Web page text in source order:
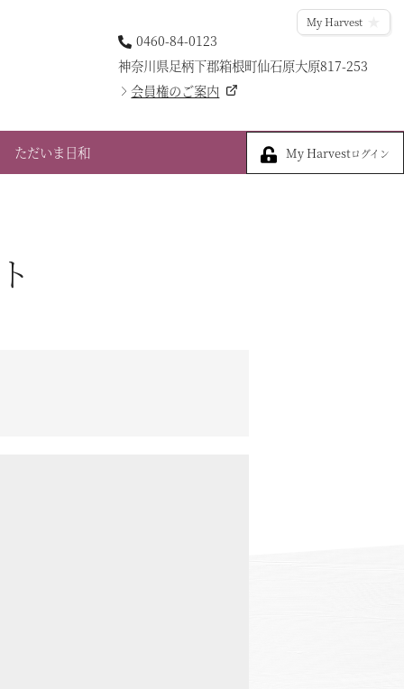
0460-84-0123
神奈川県足柄下郡箱根町仙石原大原817-253
会員権のご案内
My Harvest
ただいま日和 My Harvestログイン